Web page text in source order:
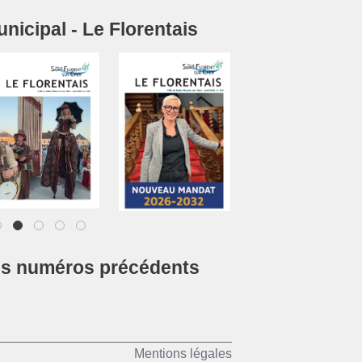
- Le Florentais
2 3 4 5
numéros précédents
Mentions légales